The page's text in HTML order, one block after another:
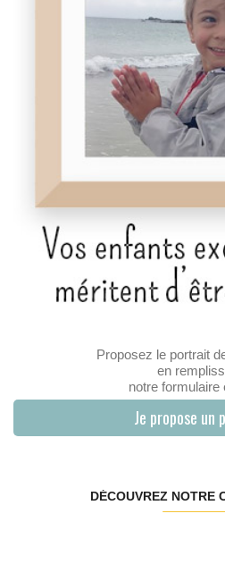
Proposez le portrait
en
notre formulaire
Je propose
DÉCOUVREZ NOTRE